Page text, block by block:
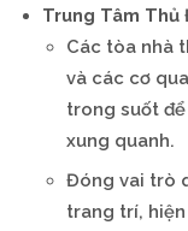
Trung Tâm Thủ
Các tòa nhà
và các cơ
trong suốt
xung quanh.
Đóng vai trò
trang trí,